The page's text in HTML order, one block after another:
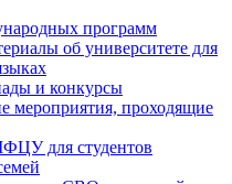
программ
об университете для
и конкурсы
мероприятия, проходящие
для студентов